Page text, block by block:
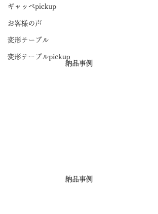
ギャッベpickup
お客様の声
変形テーブル
変形テーブルpickup
納品事例
納品事例